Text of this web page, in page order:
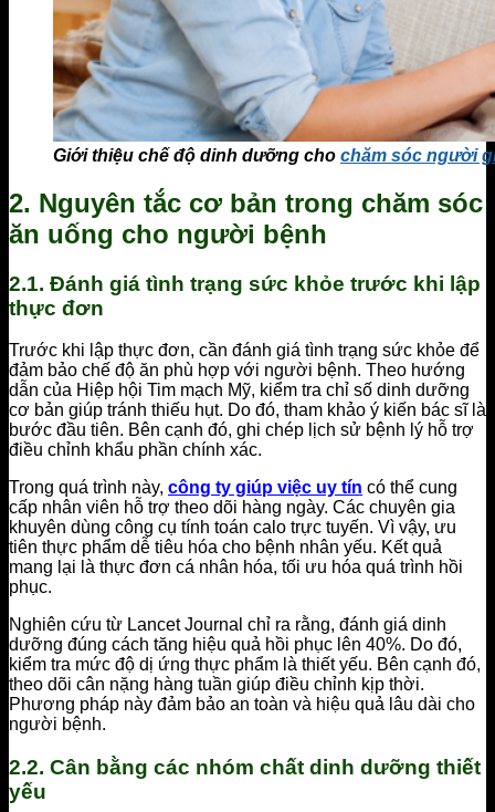
Giới thiệu chế độ dinh dưỡng cho chăm sóc người
2. Nguyên tắc cơ bản trong chăm sóc
ăn uống cho người bệnh
2.1. Đánh giá tình trạng sức khỏe trước khi lập
thực đơn
Trước khi lập thực đơn, cần đánh giá tình trạng sức khỏe để
đảm bảo chế độ ăn phù hợp với người bệnh. Theo hướng
dẫn của Hiệp hội Tim mạch Mỹ, kiểm tra chỉ số dinh dưỡng
cơ bản giúp tránh thiếu hụt. Do đó, tham khảo ý kiến bác sĩ là
bước đầu tiên. Bên cạnh đó, ghi chép lịch sử bệnh lý hỗ trợ
điều chỉnh khẩu phần chính xác.
Trong quá trình này, công ty giúp việc uy tín có thể cung
cấp nhân viên hỗ trợ theo dõi hàng ngày. Các chuyên gia
khuyên dùng công cụ tính toán calo trực tuyến. Vì vậy, ưu
tiên thực phẩm dễ tiêu hóa cho bệnh nhân yếu. Kết quả
mang lại là thực đơn cá nhân hóa, tối ưu hóa quá trình hồi
phục.
Nghiên cứu từ Lancet Journal chỉ ra rằng, đánh giá dinh
dưỡng đúng cách tăng hiệu quả hồi phục lên 40%. Do đó,
kiểm tra mức độ dị ứng thực phẩm là thiết yếu. Bên cạnh đó,
theo dõi cân nặng hàng tuần giúp điều chỉnh kịp thời.
Phương pháp này đảm bảo an toàn và hiệu quả lâu dài cho
người bệnh.
2.2. Cân bằng các nhóm chất dinh dưỡng thiết
yếu